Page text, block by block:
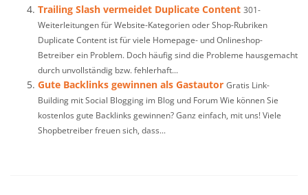
Trailing Slash vermeidet Duplicate Content 301-
Weiterleitungen für Website-Kategorien oder Shop-Rubriken
Duplicate Content ist für viele Homepage- und Onlineshop-
Betreiber ein Problem. Doch häufig sind die Probleme hausgemacht
durch unvollständig bzw. fehlerhaft...
Gute Backlinks gewinnen als Gastautor Gratis Link-
Building mit Social Blogging im Blog und Forum Wie können Sie
kostenlos gute Backlinks gewinnen? Ganz einfach, mit uns! Viele
Shopbetreiber freuen sich, dass...